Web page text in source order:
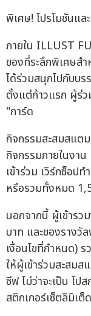
พิเศษ! โปรโมชันแล
ภายใน ILLUST
ของที่ระลึกพิเศษส
ได้ร่วมสนุกไปกับบ
ตั้งแต่ก้าวแรก ผู้ร่
"การ์ด
กิจกรรมสะสมสแต
กิจกรรมภายในงา
เข้าร่วม เวิร์กช็อป
หรือรวมทั้งหมด
นอกจากนี้ ผู้เข้ารว
บาท และของรางวั
เงื่อนไขที่กำหนด)
ให้ผู้เข้าร่วมสะสม
ซีฟ ไม่ว่าจะเป็น โป
สติกเกอร์เซ็ตลิมิเ